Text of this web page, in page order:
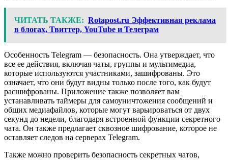
ЧИТАТЬ ТАКЖЕ: Rotapost.ru Эффективная реклама
в блогах, Твиттер, YouTube и Телеграм
Особенность Telegram — безопасность. Она утверждает, что
все ее действия, включая чаты, группы и мультимедиа,
которые используются участниками, зашифрованы. Это
означает, что они будут видны только после того, как будут
расшифрованы. Приложение также позволяет вам
устанавливать таймеры для самоуничтожения сообщений и
общих медиафайлов, которые могут варьироваться от двух
секунд до недели, благодаря встроенной функции секретного
чата. Он также предлагает сквозное шифрование, которое не
оставляет следов на серверах Telegram.
Также можно проверить безопасность секретных чатов,